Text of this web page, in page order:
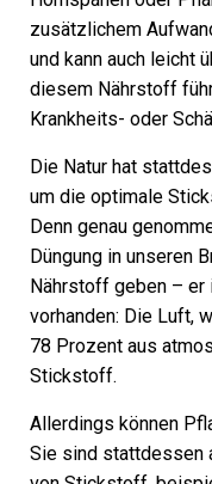
zusätzlichem
und kann auch leicht
diesem Nährstoff
Krankheits- oder
Die Natur hat
um die optimale
Denn genau
Düngung in unseren
Nährstoff geben –
vorhanden: Die Luft,
78 Prozent aus
Stickstoff.
Allerdings können
Sie sind stattdessen